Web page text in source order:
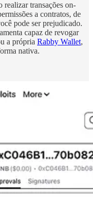
realizar transações on-
a contratos, de
pode ser prejudicado.
capaz de revogar
a própria Rabby Wallet,
nativa.